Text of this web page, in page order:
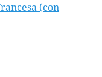
(con